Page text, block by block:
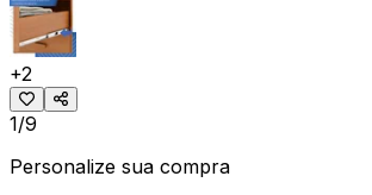
+2
1/9
Personalize sua compra